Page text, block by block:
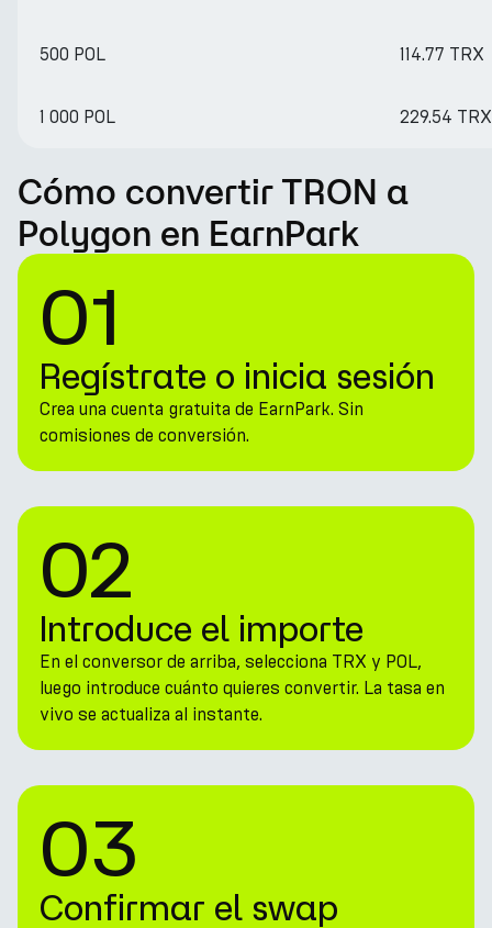
500 POL 114.77 TRX
1 000 POL 229.54 TRX
Cómo convertir TRON a
Polygon en EarnPark
01
Regístrate o inicia sesión
Crea una cuenta gratuita de EarnPark. Sin
comisiones de conversión.
02
Introduce el importe
En el conversor de arriba, selecciona TRX y POL,
luego introduce cuánto quieres convertir. La tasa en
vivo se actualiza al instante.
03
Confirmar el swap